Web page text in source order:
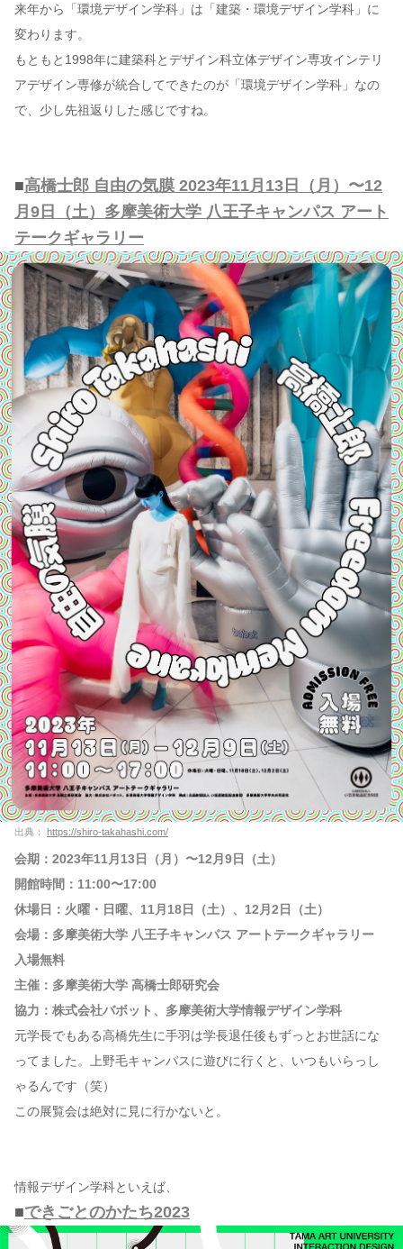
来年から「環境デザイン学科」は「建築・環境デザイン学科」に
変わります。
もともと1998年に建築科とデザイン科立体デザイン専攻インテリ
アデザイン専修が統合してできたのが「環境デザイン学科」なの
で、少し先祖返りした感じですね。
■高橋士郎 自由の気膜 2023年11月13日（月）〜12
月9日（土）多摩美術大学 八王子キャンパス アート
テークギャラリー
出典： https://shiro-takahashi.com/
会期：2023年11月13日（月）〜12月9日（土）
開館時間：11:00〜17:00
休場日：火曜・日曜、11月18日（土）、12月2日（土）
会場：多摩美術大学 八王子キャンパス アートテークギャラリー
入場無料
主催：多摩美術大学 高橋士郎研究会
協力：株式会社バボット、多摩美術大学情報デザイン学科
元学長でもある高橋先生に手羽は学長退任後もずっとお世話にな
ってました。上野毛キャンパスに遊びに行くと、いつもいらっし
ゃるんです（笑）
この展覧会は絶対に見に行かないと。
情報デザイン学科といえば、
■できごとのかたち2023